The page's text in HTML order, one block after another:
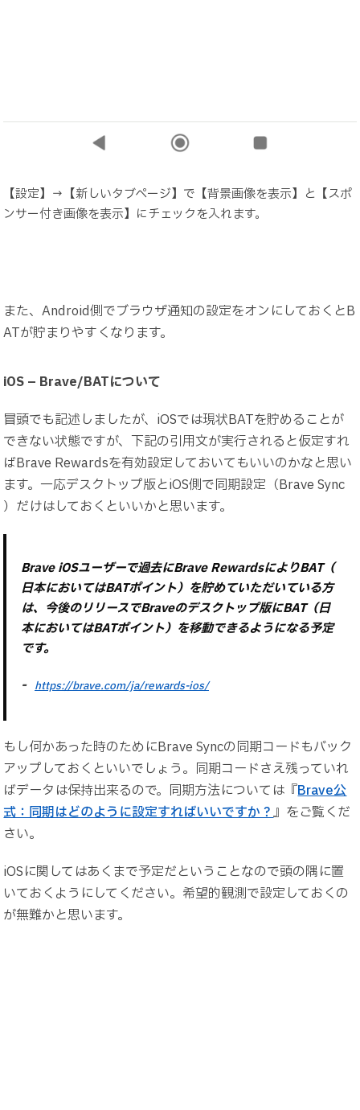
【設定】→【新しいタブページ】で【背景画像を表示】と【スポ
ンサー付き画像を表示】にチェックを入れます。
また、Android側でブラウザ通知の設定をオンにしておくとB
ATが貯まりやすくなります。
iOS – Brave/BATについて
冒頭でも記述しましたが、iOSでは現状BATを貯めることが
できない状態ですが、下記の引用文が実行されると仮定すれ
ばBrave Rewardsを有効設定しておいてもいいのかなと思い
ます。一応デスクトップ版とiOS側で同期設定（Brave Sync
）だけはしておくといいかと思います。
Brave iOSユーザーで過去にBrave RewardsによりBAT（
日本においてはBATポイント）を貯めていただいている方
は、今後のリリースでBraveのデスクトップ版にBAT（日
本においてはBATポイント）を移動できるようになる予定
です。
https://brave.com/ja/rewards-ios/
もし何かあった時のためにBrave Syncの同期コードもバック
アップしておくといいでしょう。同期コードさえ残っていれ
ばデータは保持出来るので。同期方法については『Brave公
式：同期はどのように設定すればいいですか？』をご覧くだ
さい。
iOSに関してはあくまで予定だということなので頭の隅に置
いておくようにしてください。希望的観測で設定しておくの
が無難かと思います。